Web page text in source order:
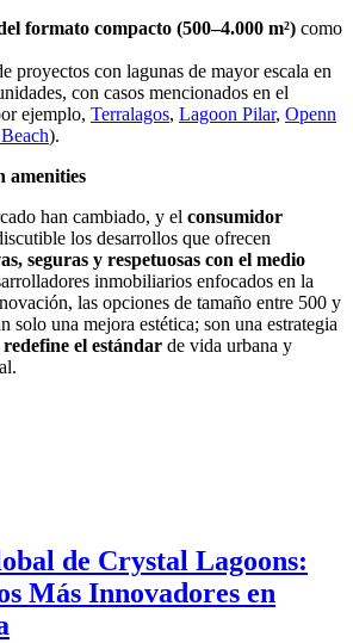
formato compacto (500–4.000 m²) como
proyectos con lagunas de mayor escala en
con casos mencionados en el
ejemplo, Terralagos, Lagoon Pilar, Openn
).
amenities
han cambiado, y el consumidor
los desarrollos que ofrecen
seguras y respetuosas con el medio
inmobiliarios enfocados en la
las opciones de tamaño entre 500 y
solo una mejora estética; son una estrategia
redefine el estándar de vida urbana y
de Crystal Lagoons:
Más Innovadores en